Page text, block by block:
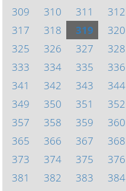
309
310 311 312
317
318 319 320
325
326 327 328
333
334 335 336
341
342 343 344
349
350 351 352
357
358 359 360
365
366 367 368
373
374 375 376
381
382 383 384